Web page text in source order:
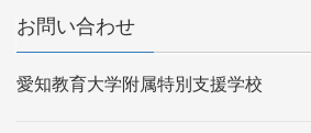
お問い合わせ
愛知教育大学附属特別支援学校